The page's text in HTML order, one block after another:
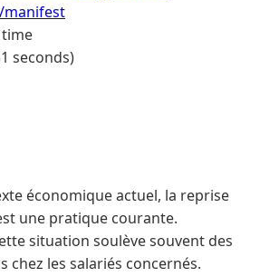
seconds)
économique actuel, la reprise
une pratique courante.
situation soulève souvent des
chez les salariés concernés.